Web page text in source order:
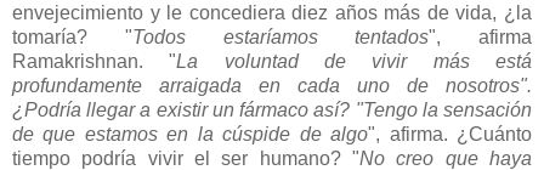
envejecimiento y le concediera diez años más de vida, ¿la
tomaría? "Todos estaríamos tentados", afirma
Ramakrishnan. "La voluntad de vivir más está
profundamente arraigada en cada uno de nosotros".
¿Podría llegar a existir un fármaco así? "Tengo la sensación
de que estamos en la cúspide de algo", afirma. ¿Cuánto
tiempo podría vivir el ser humano? "No creo que haya